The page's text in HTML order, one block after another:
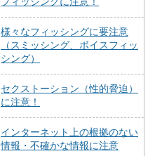
様々なフィッシングに要注意
（スミッシング、ボイスフィッ
シング）
セクストーション（性的脅迫）
に注意！
インターネット上の根拠のない
情報・不確かな情報に注意